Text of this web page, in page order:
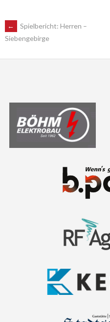
POST
NAVIGATION
←
Spielbericht: Herren –
Siebengebirge